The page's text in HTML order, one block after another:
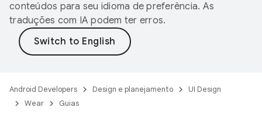
conteúdos para seu idioma de preferência. As
traduções com IA podem ter erros.
Android Developers Design e planejamento
UI Design
Wear
Guias